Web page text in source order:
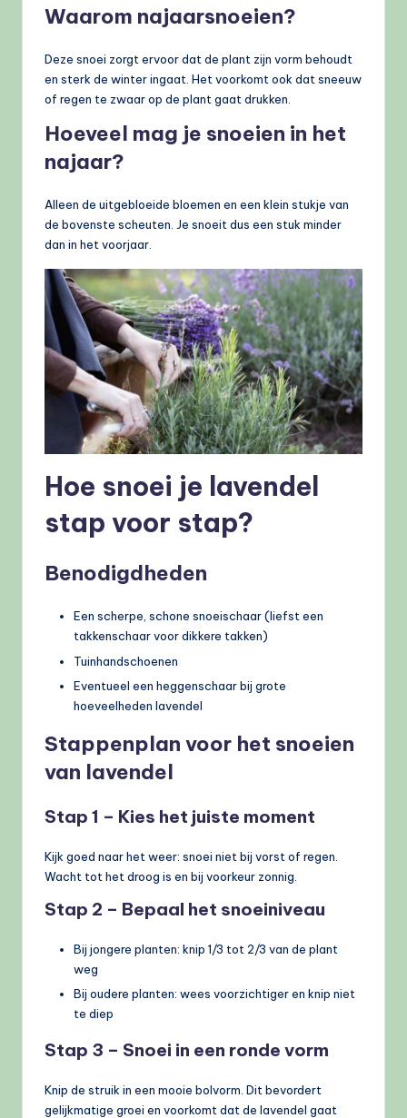
Waarom najaarsnoeien?
Deze snoei zorgt ervoor dat de plant zijn vorm behoudt
en sterk de winter ingaat. Het voorkomt ook dat sneeuw
of regen te zwaar op de plant gaat drukken.
Hoeveel mag je snoeien in het
najaar?
Alleen de uitgebloeide bloemen en een klein stukje van
de bovenste scheuten. Je snoeit dus een stuk minder
dan in het voorjaar.
Hoe snoei je lavendel
stap voor stap?
Benodigdheden
Een scherpe, schone snoeischaar (liefst een
takkenschaar voor dikkere takken)
Tuinhandschoenen
Eventueel een heggenschaar bij grote
hoeveelheden lavendel
Stappenplan voor het snoeien
van lavendel
Stap 1 – Kies het juiste moment
Kijk goed naar het weer: snoei niet bij vorst of regen.
Wacht tot het droog is en bij voorkeur zonnig.
Stap 2 – Bepaal het snoeiniveau
Bij jongere planten: knip 1/3 tot 2/3 van de plant
weg
Bij oudere planten: wees voorzichtiger en knip niet
te diep
Stap 3 – Snoei in een ronde vorm
Knip de struik in een mooie bolvorm. Dit bevordert
gelijkmatige groei en voorkomt dat de lavendel gaat